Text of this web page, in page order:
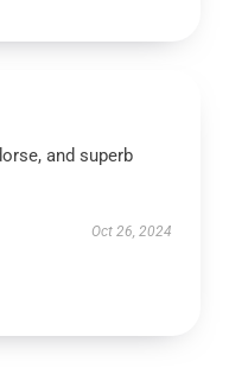
and superb
Oct 26, 2024